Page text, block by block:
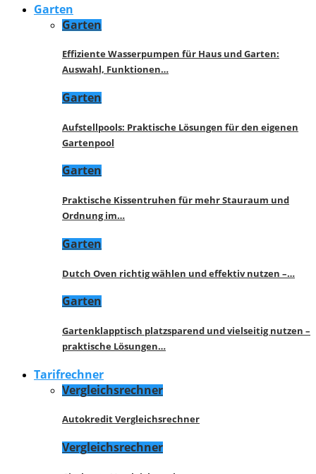
Garten
Garten
Effiziente Wasserpumpen für Haus und Garten:
Auswahl, Funktionen…
Garten
Aufstellpools: Praktische Lösungen für den eigenen
Gartenpool
Garten
Praktische Kissentruhen für mehr Stauraum und
Ordnung im…
Garten
Dutch Oven richtig wählen und effektiv nutzen –…
Garten
Gartenklapptisch platzsparend und vielseitig nutzen –
praktische Lösungen…
Tarifrechner
Vergleichsrechner
Autokredit Vergleichsrechner
Vergleichsrechner